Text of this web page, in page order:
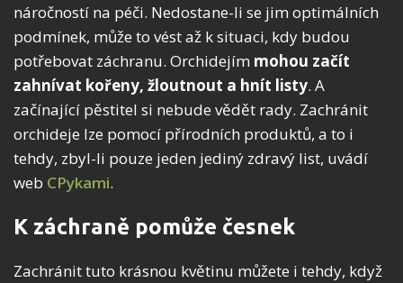
náročností na péči. Nedostane-li se jim optimálních
podmínek, může to vést až k situaci, kdy budou
potřebovat záchranu. Orchidejím mohou začít
zahnívat kořeny, žloutnout a hnít listy. A
začínající pěstitel si nebude vědět rady. Zachránit
orchideje lze pomocí přírodních produktů, a to i
tehdy, zbyl-li pouze jeden jediný zdravý list, uvádí
web CPykami.
K záchraně pomůže česnek
Zachránit tuto krásnou květinu můžete i tehdy, když